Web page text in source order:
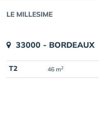
LE MILLESIME
33000 - BORDEAUX
T2 46 m2